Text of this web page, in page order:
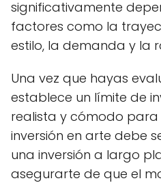
significativamente
factores como la
estilo, la demanda y la
Una vez que hayas
establece un límite de
realista y cómodo para
inversión en arte debe
una inversión a largo
asegurarte de que el